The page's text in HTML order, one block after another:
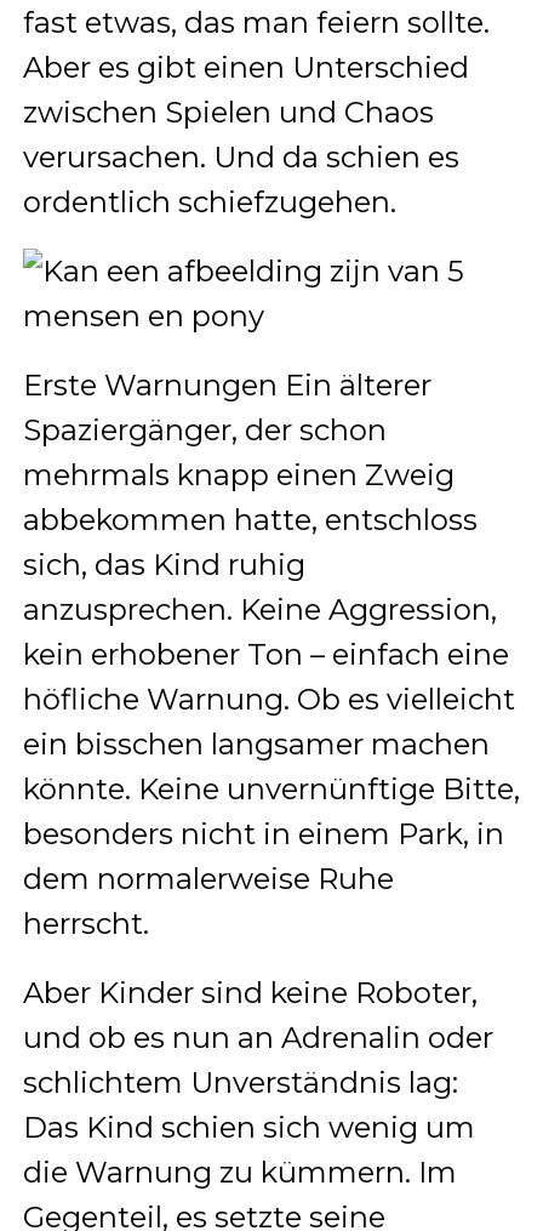
fast etwas, das man feiern sollte.
Aber es gibt einen Unterschied
zwischen Spielen und Chaos
verursachen. Und da schien es
ordentlich schiefzugehen.
Erste Warnungen Ein älterer
Spaziergänger, der schon
mehrmals knapp einen Zweig
abbekommen hatte, entschloss
sich, das Kind ruhig
anzusprechen. Keine Aggression,
kein erhobener Ton – einfach eine
höfliche Warnung. Ob es vielleicht
ein bisschen langsamer machen
könnte. Keine unvernünftige Bitte,
besonders nicht in einem Park, in
dem normalerweise Ruhe
herrscht.
Aber Kinder sind keine Roboter,
und ob es nun an Adrenalin oder
schlichtem Unverständnis lag:
Das Kind schien sich wenig um
die Warnung zu kümmern. Im
Gegenteil, es setzte seine